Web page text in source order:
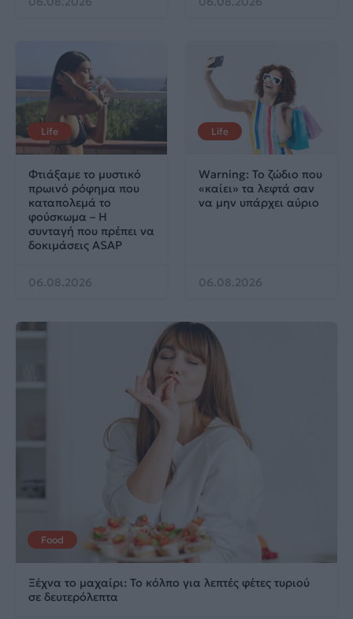
Life
Φτιάξαμε το μυστικό
πρωινό ρόφημα που
καταπολεμά το
φούσκωμα – Η
συνταγή που πρέπει να
δοκιμάσεις ASAP
06.08.2026
Life
Warning: Το ζώδιο που
«καίει» τα λεφτά σαν
να μην υπάρχει αύριο
06.08.2026
Food
Ξέχνα το μαχαίρι: Το κόλπο για λεπτές φέτες τυριού
σε δευτερόλεπτα